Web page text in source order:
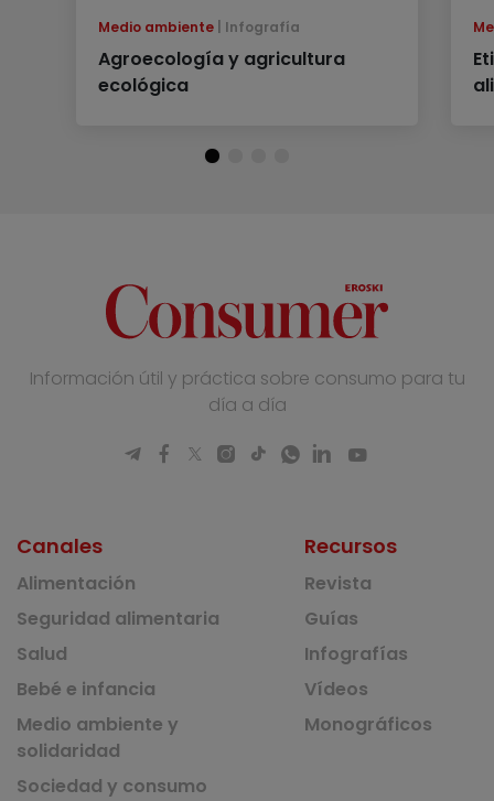
Medio ambiente Infografía
Agroecología y agricultura
ecológica
Información útil y práctica sobre consumo para tu
día a día
Canales
Alimentación
Seguridad alimentaria
Salud
Bebé e infancia
Medio ambiente y
solidaridad
Sociedad y consumo
Recursos
Revista
Guías
Infografías
Vídeos
Monográficos